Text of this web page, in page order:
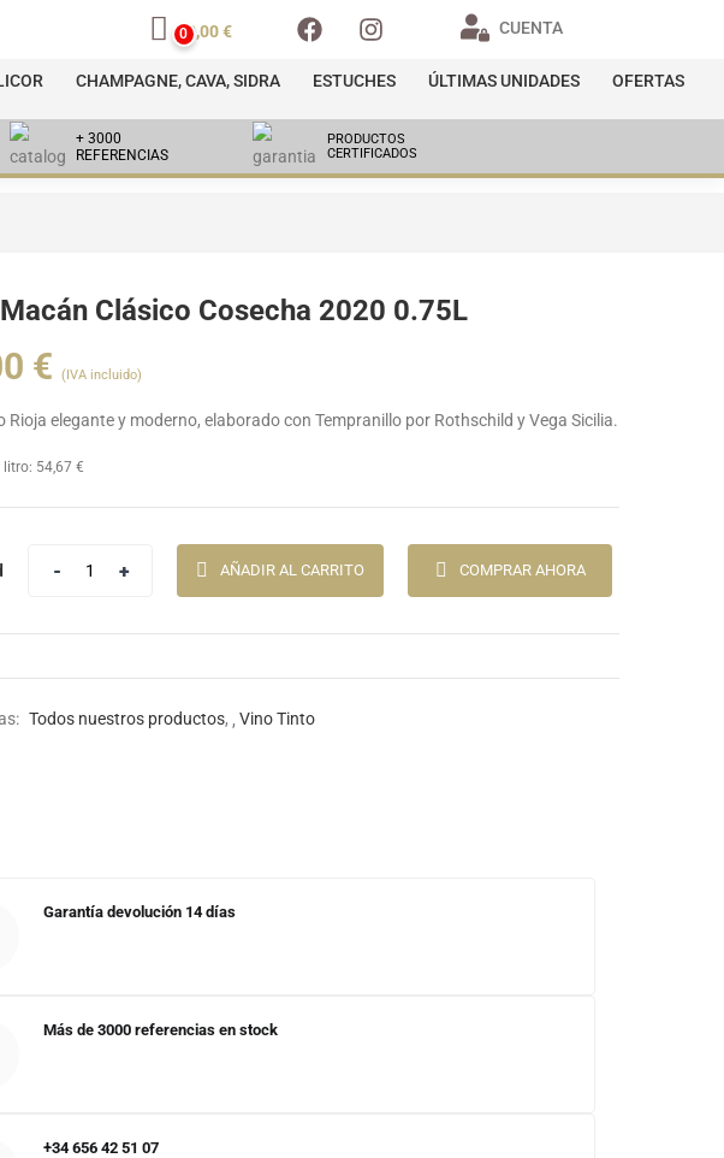
00,00€ CUENTA
CHAMPAGNE, CAVA, SIDRA ESTUCHES ÚLTIMAS UNIDADES OFERTAS
+ 3000
REFERENCIAS
PRODUCTOS
CERTIFICADOS
Clásico Cosecha 2020 0.75L
€ (IVA incluido)
Rioja elegante y moderno, elaborado con Tempranillo por Rothschild y Vega Sicilia.
litro: 54,67 €
AÑADIR AL CARRITO COMPRAR AHORA
Todos nuestros productos, Vino Tinto
Garantía devolución 14 días
Más de 3000 referencias en stock
+34 656 42 51 07